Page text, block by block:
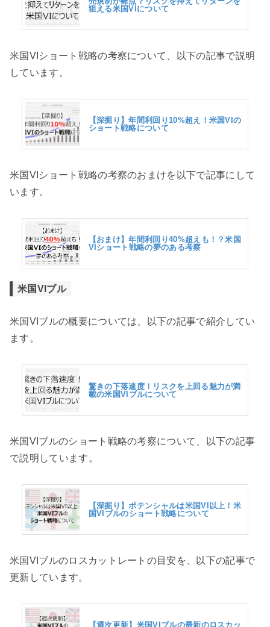
狙える米国VIについて
米国VIショート戦略の考察について、以下の記事で説明
しています。
【深掘り】年間利回り10%超え！米国VIの
ショート戦略について
米国VIショート戦略の考察のおまけを以下で記事にして
います。
【おまけ】年間利回り40%超えも！？米国
VIショート戦略の夢のある考察
米国VIブル
米国VIブルの概要については、以下の記事で紹介してい
ます。
驚きの下落速度！リスクを上回る魅力が満
載の米国VIブルについて
米国VIブルのショート戦略の考察について、以下の記事
で説明しています。
【深掘り】ポテンシャルは米国VI以上！米
国VIブルのショート戦略について
米国VIブルのロスカットレートの目安を、以下の記事で
更新しています。
【週次更新】米国VIブルの最新のロスカッ